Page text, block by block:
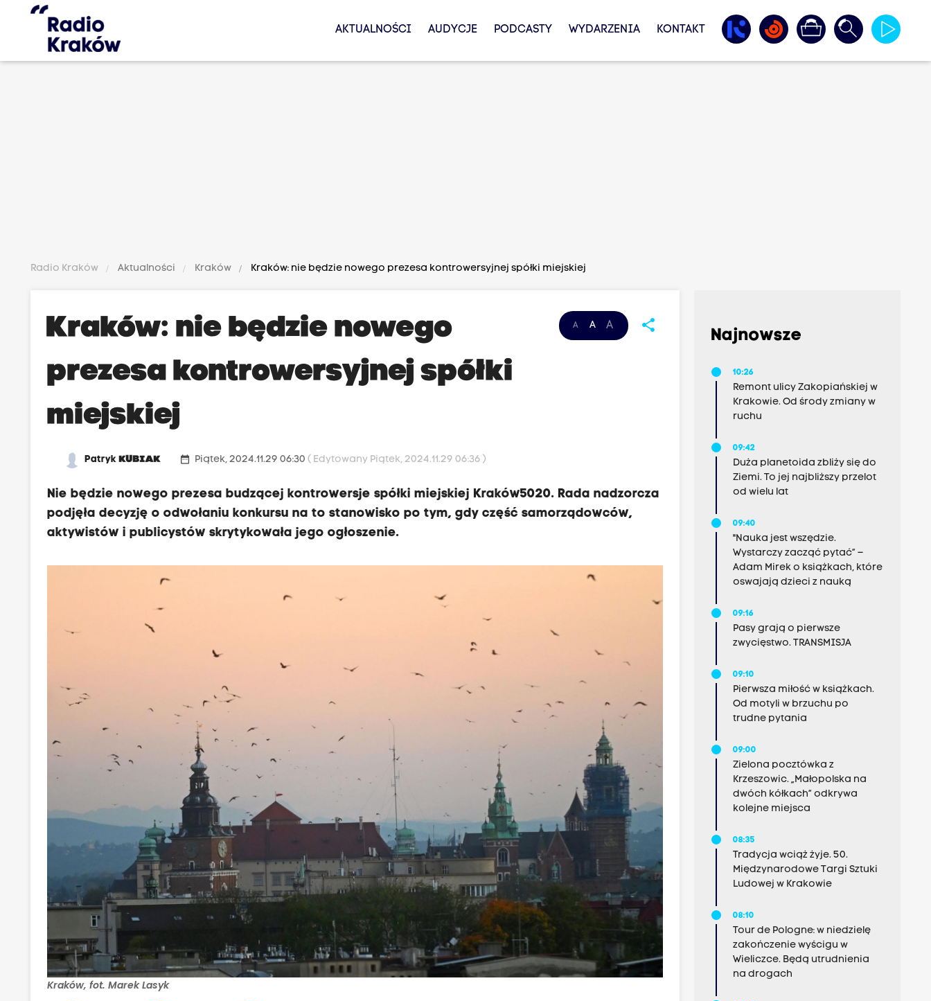
AKTUALNOŚCI AUDYCJE PODCASTY WYDARZENIA KONTAKT
Radio Kraków Aktualności Kraków Kraków: nie będzie nowego prezesa kontrowersyjnej spółki miejskiej
A A A share
Kraków: nie będzie nowego
prezesa kontrowersyjnej spółki
miejskiej
PatrykKUBIAK date_range Piątek, 2024.11.29 06:30( Edytowany Piątek, 2024.11.29 06:36 )
Nie będzie nowego prezesa budzącej kontrowersje spółki miejskiej Kraków5020. Rada nadzorcza
podjęła decyzję o odwołaniu konkursu na to stanowisko po tym, gdy część samorządowców,
aktywistów i publicystów skrytykowała jego ogłoszenie.
Kraków, fot. Marek Lasyk
Najnowsze
10:26
Remont ulicy Zakopiańskiej w
Krakowie. Od środy zmiany w
ruchu
09:42
Duża planetoida zbliży się do
Ziemi. To jej najbliższy przelot
od wielu lat
09:40
"Nauka jest wszędzie.
Wystarczy zacząć pytać” –
Adam Mirek o książkach, które
oswajają dzieci z nauką
09:16
Pasy grają o pierwsze
zwycięstwo. TRANSMISJA
09:10
Pierwsza miłość w książkach.
Od motyli w brzuchu po
trudne pytania
09:00
Zielona pocztówka z
Krzeszowic. „Małopolska na
dwóch kółkach” odkrywa
kolejne miejsca
08:35
Tradycja wciąż żyje. 50.
Międzynarodowe Targi Sztuki
Ludowej w Krakowie
08:10
Tour de Pologne: w niedzielę
zakończenie wyścigu w
Wieliczce. Będą utrudnienia
na drogach